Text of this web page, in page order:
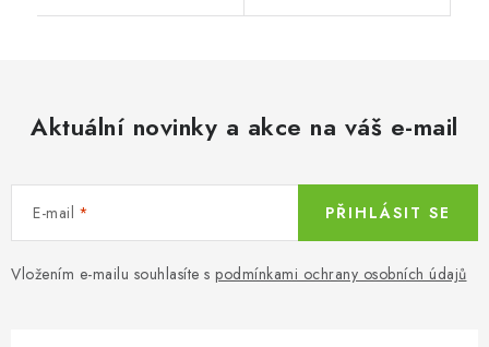
Aktuální novinky a akce na váš e-mail
E-mail
Vložením e-mailu souhlasíte s podmínkami ochrany osobních údajů
PŘIHLÁSIT SE